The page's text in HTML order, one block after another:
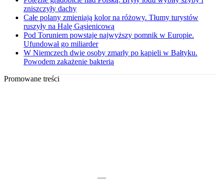
zniszczyły dachy
Całe polany zmieniają kolor na różowy. Tłumy turystów
ruszyły na Halę Gąsienicową
Pod Toruniem powstaje najwyższy pomnik w Europie.
Ufundował go miliarder
W Niemczech dwie osoby zmarły po kąpieli w Bałtyku.
Powodem zakażenie bakterią
Promowane treści